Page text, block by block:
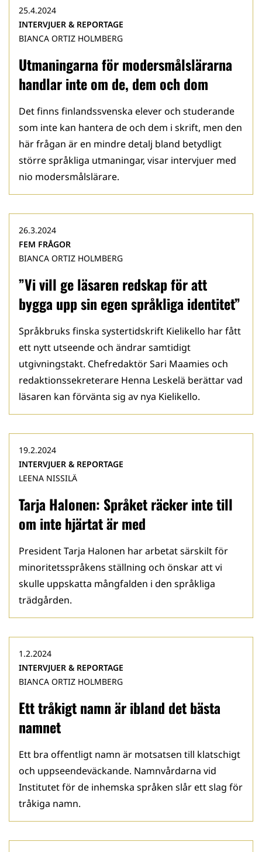
Utmaningarna för modersmålslärarna
handlar inte om de, dem och dom
25.4.2024
INTERVJUER & REPORTAGE
BIANCA ORTIZ HOLMBERG
Det finns finlandssvenska elever och studerande
som inte kan hantera de och dem i skrift, men den
här frågan är en mindre detalj bland betydligt
större språkliga utmaningar, visar intervjuer med
nio modersmålslärare.
”Vi vill ge läsaren redskap för att
bygga upp sin egen språkliga identitet”
26.3.2024
FEM FRÅGOR
BIANCA ORTIZ HOLMBERG
Språkbruks finska systertidskrift Kielikello har fått
ett nytt utseende och ändrar samtidigt
utgivningstakt. Chefredaktör Sari Maamies och
redaktionssekreterare Henna Leskelä berättar vad
läsaren kan förvänta sig av nya Kielikello.
Tarja Halonen: Språket räcker inte till
om inte hjärtat är med
19.2.2024
INTERVJUER & REPORTAGE
LEENA NISSILÄ
President Tarja Halonen har arbetat särskilt för
minoritetsspråkens ställning och önskar att vi
skulle uppskatta mångfalden i den språkliga
trädgården.
Ett tråkigt namn är ibland det bästa
namnet
1.2.2024
INTERVJUER & REPORTAGE
BIANCA ORTIZ HOLMBERG
Ett bra offentligt namn är motsatsen till klatschigt
och uppseendeväckande. Namnvårdarna vid
Institutet för de inhemska språken slår ett slag för
tråkiga namn.